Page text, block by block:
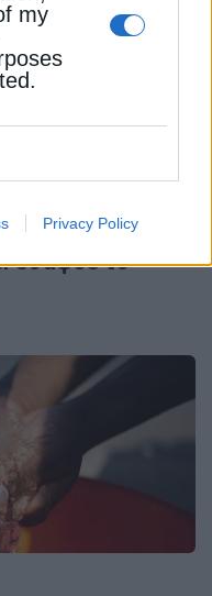
my
Privacy Policy
έδαφος το